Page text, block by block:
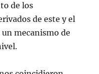
de los
de este y el
mecanismo de